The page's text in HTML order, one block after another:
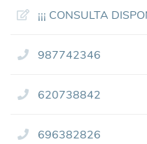
¡¡¡ CONSULTA
987742346
620738842
696382826